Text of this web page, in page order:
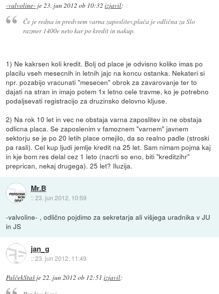
-valvoline- je23. jun 2012 ob 10:32 izjavil:
Če je redna in predvsem varna zaposlitev,plača je odlična za Slo
razmer 1400e neto kar po kredit in nakup.
1) Ne kakrsen koli kredit. Bolj od place je odvisno koliko imas po
placilu vseh mesecnih in letnih jajc na koncu ostanka. Nekateri si
npr. pozabijo vracunati "mesecen" obrok za zavarovanje ter to
dajati na stran in imajo potem 1x letno cele travme, ko je potrebno
podaljsevati registracijo za druzinsko delovno kljuse.
2) Na rok 10 let in vec ne obstaja varna zaposlitev in ne obstaja
odlicna placa. Se zaposlenim v famoznem "varnem" javnem
sektorju se je po 20 letih place omejilo, da so realno padle (stroski
pa rasli). Cel kup ljudi jemlje kredit na 25 let. Sam nimam pojma kaj
in kje bom res delal cez 1 leto (nacrti so eno, biti "kreditzihr"
preprican, nekaj drugega). 25 let? Iluzija.
Mr.B
::23. jun 2012, 10:59
-valvoline- , odlično pojdimo za sekretarja ali višjega uradnika v JU
in JS
jan_g
::23. jun 2012, 11:49
PalčekStašje22. jun 2012 ob 12:51 izjavil: